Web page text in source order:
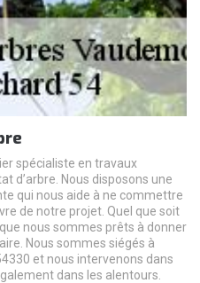
spécialiste en travaux
d’arbre. Nous disposons une
qui nous aide à ne commettre
de notre projet. Quel que soit
nous sommes prêts à donner
Nous sommes siégés à
et nous intervenons dans
dans les alentours.